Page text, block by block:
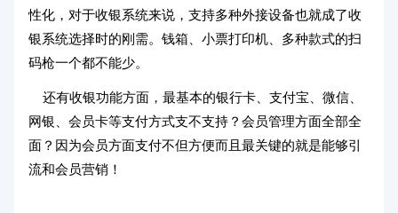
性化，对于收银系统来说，支持多种外接设备也就成了收
银系统选择时的刚需。钱箱、小票打印机、多种款式的扫
码枪一个都不能少。
还有收银功能方面，最基本的银行卡、支付宝、微信、
网银、会员卡等支付方式支不支持？会员管理方面全部全
面？因为会员方面支付不但方便而且最关键的就是能够引
流和会员营销！